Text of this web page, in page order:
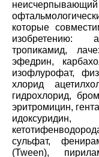
которые
изобретению:
тропикамид,
эфедрин,
изофлурофат,
хлорид
гидрохлорид,
эритромицин,
сульфат,
(Tween),